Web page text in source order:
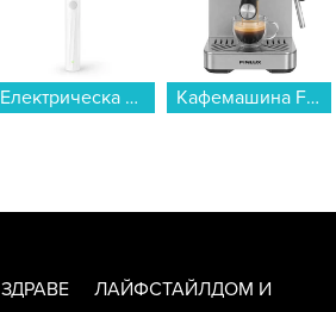
Електрическа четка за зъби Philips HX4022/01 Sonicare... Кафемашина Finlux FEM-1677CB...
ЗДРАВЕ ЛАЙФСТАЙЛДОМ И